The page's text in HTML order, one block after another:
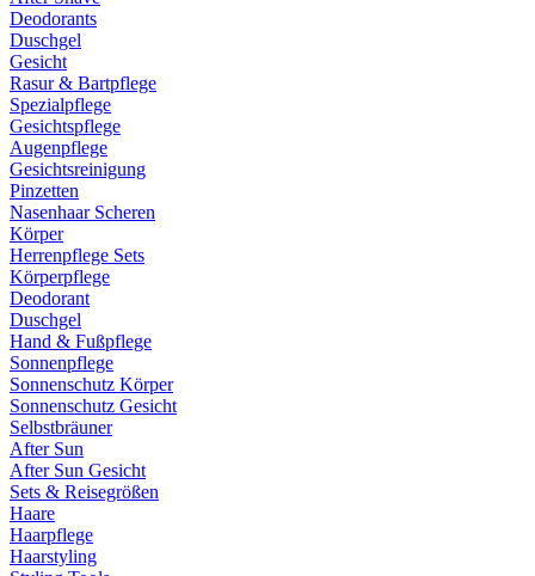
Deodorants
Duschgel
Gesicht
Rasur & Bartpflege
Spezialpflege
Gesichtspflege
Augenpflege
Gesichtsreinigung
Pinzetten
Nasenhaar Scheren
Körper
Herrenpflege Sets
Körperpflege
Deodorant
Duschgel
Hand & Fußpflege
Sonnenpflege
Sonnenschutz Körper
Sonnenschutz Gesicht
Selbstbräuner
After Sun
After Sun Gesicht
Sets & Reisegrößen
Haare
Haarpflege
Haarstyling